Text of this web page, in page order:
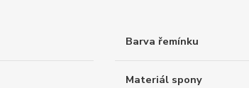
Barva řemínku
Materiál spony